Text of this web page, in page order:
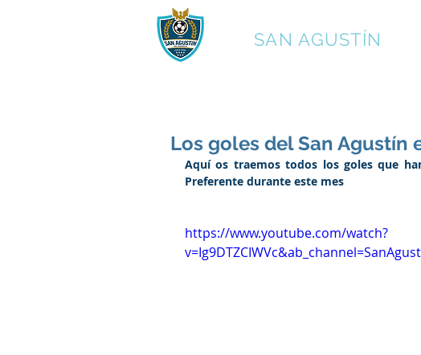
SAN AGUSTÍN
Los goles del San Agustín
Aquí os traemos todos los goles que
Preferente durante este mes
https://www.youtube.com/watch?